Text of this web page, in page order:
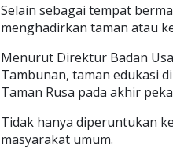
Selain sebagai tempat
menghadirkan taman atau
Menurut Direktur Badan
Tambunan, taman edukasi
Taman Rusa pada akhir
Tidak hanya diperuntukan
masyarakat umum.